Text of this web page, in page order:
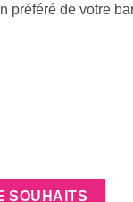
de votre
SOUHAITS